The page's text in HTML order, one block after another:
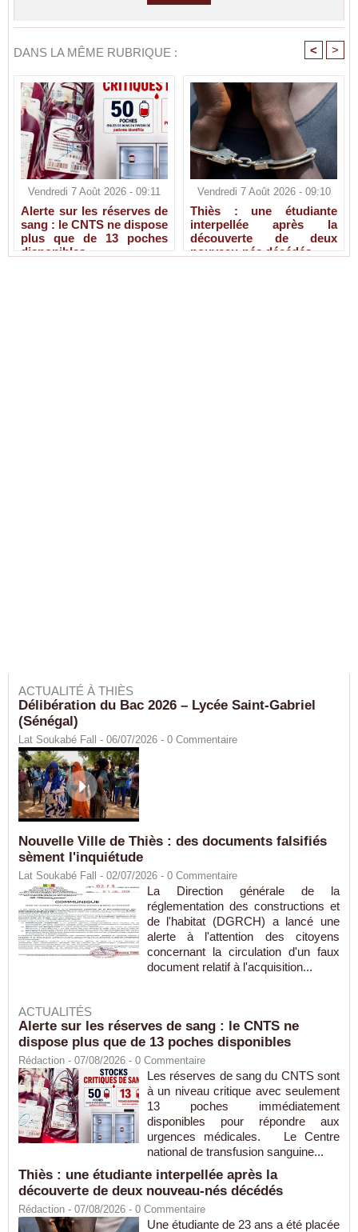
DANS LA MÊME RUBRIQUE : < >
Vendredi 7 Août 2026 - 09:11
Alerte sur les réserves de
sang : le CNTS ne dispose
plus que de 13 poches
disponibles
Vendredi 7 Août 2026 - 09:10
Thiès : une étudiante
interpellée après la
découverte de deux
nouveau-nés décédés
ACTUALITÉ À THIÈS
Délibération du Bac 2026 – Lycée Saint-Gabriel
(Sénégal)
Lat Soukabé Fall - 06/07/2026 - 0 Commentaire
Nouvelle Ville de Thiès : des documents falsifiés
sèment l'inquiétude
Lat Soukabé Fall - 02/07/2026 - 0 Commentaire
La Direction générale de la
réglementation des constructions et
de l'habitat (DGRCH) a lancé une
alerte à l'attention des citoyens
concernant la circulation d'un faux
document relatif à l'acquisition...
ACTUALITÉS
Alerte sur les réserves de sang : le CNTS ne
dispose plus que de 13 poches disponibles
Rédaction - 07/08/2026 - 0 Commentaire
Les réserves de sang du CNTS sont
à un niveau critique avec seulement
13 poches immédiatement
disponibles pour répondre aux
urgences médicales. Le Centre
national de transfusion sanguine...
Thiès : une étudiante interpellée après la
découverte de deux nouveau-nés décédés
Rédaction - 07/08/2026 - 0 Commentaire
Une étudiante de 23 ans a été placée